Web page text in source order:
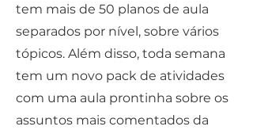
tem mais de 50 planos de aula
separados por nível, sobre vários
tópicos. Além disso, toda semana
tem um novo pack de atividades
com uma aula prontinha sobre os
assuntos mais comentados da